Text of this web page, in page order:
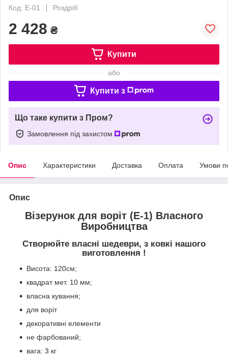
Код: Е-01
Роздріб
2 428 ₴
Купити
або
Купити з
Що таке купити з Пром?
Замовлення під захистом
Опис Характеристики Доставка Оплата Умови
Опис
Візерунок для воріт (Е-1) Власного
Виробництва
Створюйте власні шедеври, з ковкі нашого
виготовлення !
Висота: 120см;
квадрат мет. 10 мм;
власна кування;
для воріт
декоративні елементи
не фарбований;
вага: 3 кг